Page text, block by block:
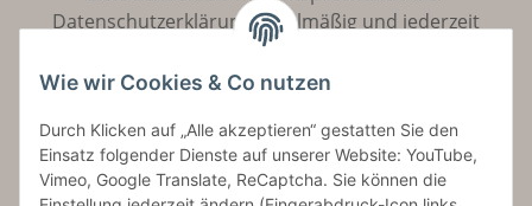
Datenschutzerklärungregelmäßig und jederzeit
widerruflich Informationen zu Ihrem Produktsortiment
per E-Mail zu.
Abonnieren
Wie wir Cookies & Co nutzen
Durch Klicken auf „Alle akzeptieren“ gestatten Sie den
Einsatz folgender Dienste auf unserer Website: YouTube,
Vimeo, Google Translate, ReCaptcha. Sie können die